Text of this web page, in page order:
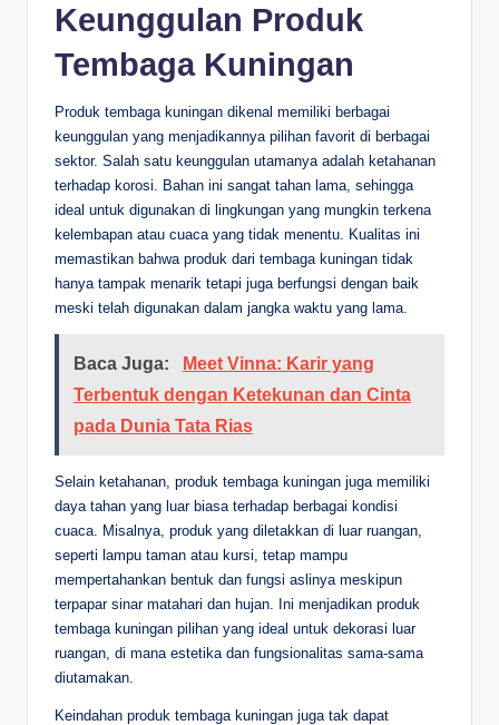
Keunggulan Produk
Tembaga Kuningan
Produk tembaga kuningan dikenal memiliki berbagai
keunggulan yang menjadikannya pilihan favorit di berbagai
sektor. Salah satu keunggulan utamanya adalah ketahanan
terhadap korosi. Bahan ini sangat tahan lama, sehingga
ideal untuk digunakan di lingkungan yang mungkin terkena
kelembapan atau cuaca yang tidak menentu. Kualitas ini
memastikan bahwa produk dari tembaga kuningan tidak
hanya tampak menarik tetapi juga berfungsi dengan baik
meski telah digunakan dalam jangka waktu yang lama.
Baca Juga:
Meet Vinna: Karir yang
Terbentuk dengan Ketekunan dan Cinta
pada Dunia Tata Rias
Selain ketahanan, produk tembaga kuningan juga memiliki
daya tahan yang luar biasa terhadap berbagai kondisi
cuaca. Misalnya, produk yang diletakkan di luar ruangan,
seperti lampu taman atau kursi, tetap mampu
mempertahankan bentuk dan fungsi aslinya meskipun
terpapar sinar matahari dan hujan. Ini menjadikan produk
tembaga kuningan pilihan yang ideal untuk dekorasi luar
ruangan, di mana estetika dan fungsionalitas sama-sama
diutamakan.
Keindahan produk tembaga kuningan juga tak dapat